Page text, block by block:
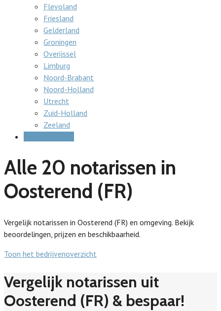
Flevoland
Friesland
Gelderland
Groningen
Overijssel
Limburg
Noord-Brabant
Noord-Holland
Utrecht
Zuid-Holland
Zeeland
Alle 20 notarissen in
Oosterend (FR)
Vergelijk notarissen in Oosterend (FR) en omgeving. Bekijk
beoordelingen, prijzen en beschikbaarheid.
Toon het bedrijvenoverzicht
Vergelijk notarissen uit
Oosterend (FR) & bespaar!